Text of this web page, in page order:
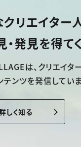
リエイター
発見を得て
は、 クリエイタ
ンツを発信していま
しく知る